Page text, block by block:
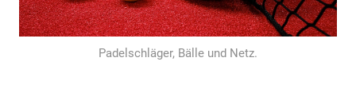
Padelschläger, Bälle und Netz.